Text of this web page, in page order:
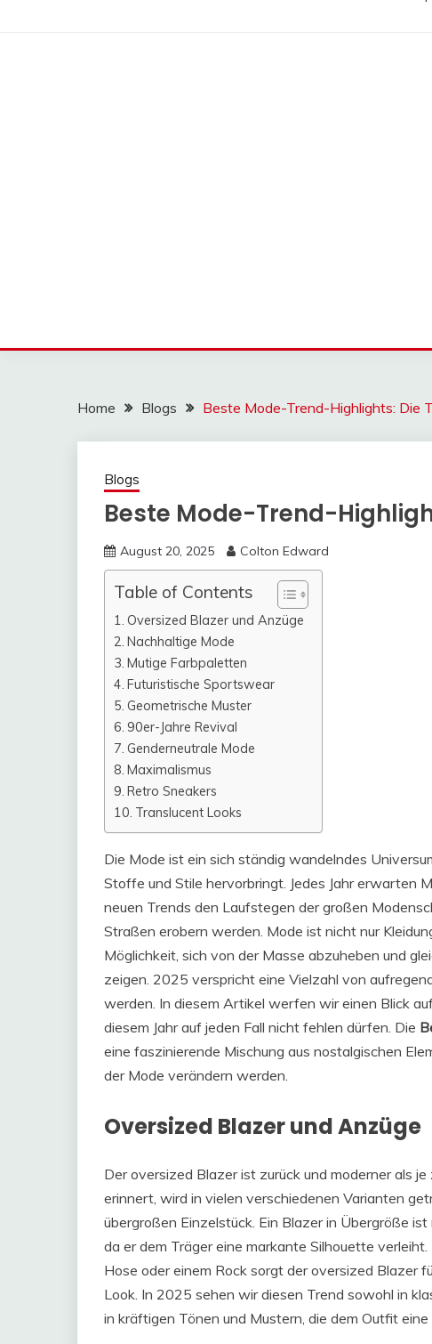
Home Blogs Beste Mode-Trend-Highlights: Die
Blogs
Beste Mode-Trend-
August 20, 2025 Colton Edward
Table of Contents
Oversized Blazer und Anzüge
Nachhaltige Mode
Mutige Farbpaletten
Futuristische Sportswear
Geometrische Muster
90er-Jahre Revival
Genderneutrale Mode
Maximalismus
Retro Sneakers
Translucent Looks
Die Mode ist ein sich ständig wandelndes
Stoffe und Stile hervorbringt. Jedes Jahr
neuen Trends den Laufstegen der großen
Straßen erobern werden. Mode ist nicht nur
Möglichkeit, sich von der Masse abzuheben und
zeigen. 2025 verspricht eine Vielzahl von
werden. In diesem Artikel werfen wir einen Blick
diesem Jahr auf jeden Fall nicht fehlen dürfen. Die
eine faszinierende Mischung aus nostalgischen
der Mode verändern werden.
Oversized Blazer und Anzüge
Der oversized Blazer ist zurück und moderner als
erinnert, wird in vielen verschiedenen Varianten
übergroßen Einzelstück. Ein Blazer in Übergröße
da er dem Träger eine markante Silhouette
Hose oder einem Rock sorgt der oversized Blazer
Look. In 2025 sehen wir diesen Trend sowohl in
in kräftigen Tönen und Mustern, die dem Outfit